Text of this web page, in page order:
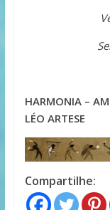
HARMONIA –
LÉO ARTESE
Compartilhe: